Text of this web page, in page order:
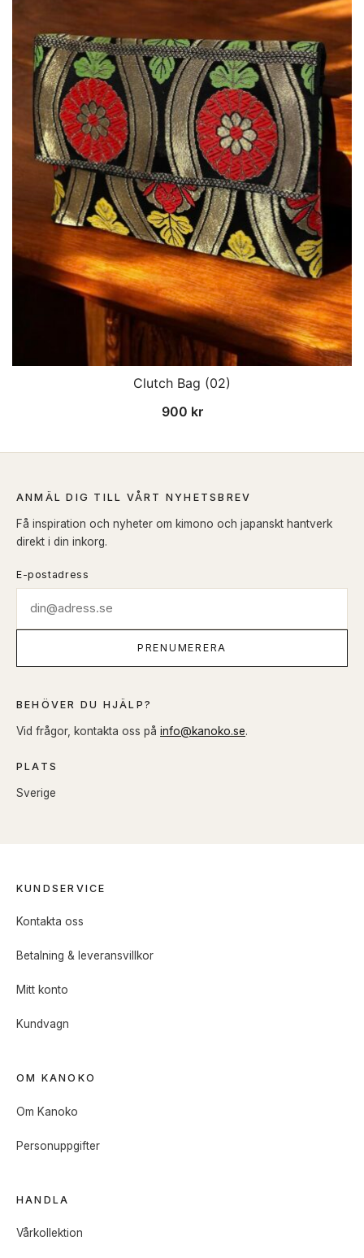
Clutch Bag (02)
900 kr
ANMÄL DIG TILL VÅRT NYHETSBREV
Få inspiration och nyheter om kimono och japanskt hantverk
direkt i din inkorg.
E-postadress
PRENUMERERA
BEHÖVER DU HJÄLP?
Vid frågor, kontakta oss på info@kanoko.se.
PLATS
Sverige
KUNDSERVICE
Kontakta oss
Betalning & leveransvillkor
Mitt konto
Kundvagn
OM KANOKO
Om Kanoko
Personuppgifter
HANDLA
Vårkollektion